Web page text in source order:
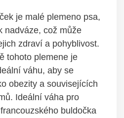
je malé plemeno psa,
nadváze, což může
zdraví a pohyblivost.
tohoto plemene je
váhu, aby se
obezity a souvisejících
Ideální váha pro
buldočka